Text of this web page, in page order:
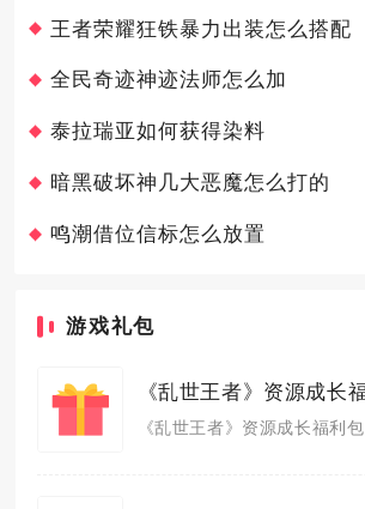
王者荣耀狂铁暴力出装怎么搭配
全民奇迹神迹法师怎么加
泰拉瑞亚如何获得染料
暗黑破坏神几大恶魔怎么打的
鸣潮借位信标怎么放置
游戏礼包
《乱世王者》资源成长福利包